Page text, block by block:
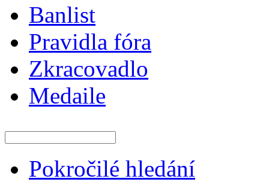
Banlist
Pravidla fóra
Zkracovadlo
Medaile
Pokročilé hledání